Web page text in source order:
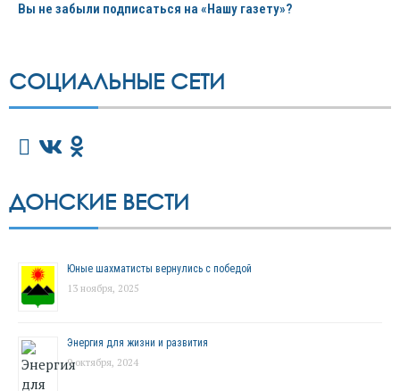
Вы не забыли подписаться на «Нашу газету»?
СОЦИАЛЬНЫЕ СЕТИ
ДОНСКИЕ ВЕСТИ
Юные шахматисты вернулись с победой
13 ноября, 2025
Энергия для жизни и развития
9 октября, 2024